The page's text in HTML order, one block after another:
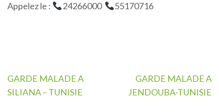
Appelez le : 24266000 55170716
Navigation
de
GARDE MALADE A
SILIANA – TUNISIE
GARDE MALADE A
JENDOUBA-TUNISIE